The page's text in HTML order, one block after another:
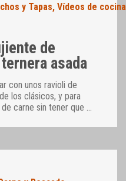
y Tapas,Vídeos de cocina
de
asada
con unos ravioli de
los clásicos, y para
carne sin tener que …